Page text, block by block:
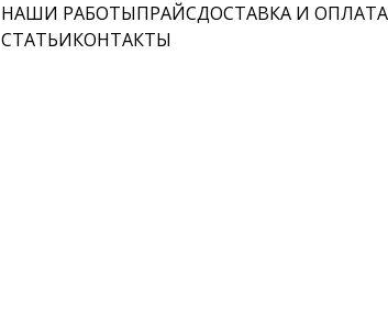
НАШИ РАБОТЫПРАЙСДОСТАВКА И ОПЛАТА
СТАТЬИКОНТАКТЫ